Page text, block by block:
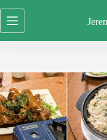
跳
至
容